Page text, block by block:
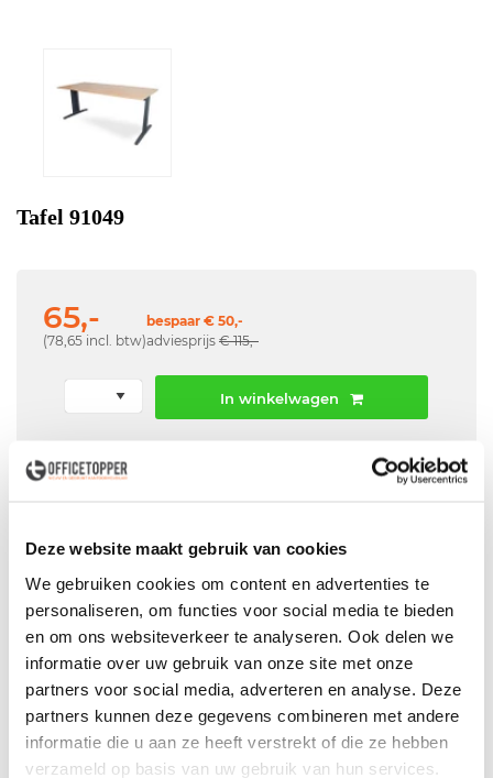
Deze website maakt gebruik van cookies
We gebruiken cookies om content en advertenties te
personaliseren, om functies voor social media te bieden
en om ons websiteverkeer te analyseren. Ook delen we
informatie over uw gebruik van onze site met onze
partners voor social media, adverteren en analyse. Deze
partners kunnen deze gegevens combineren met andere
informatie die u aan ze heeft verstrekt of die ze hebben
verzameld op basis van uw gebruik van hun services.
Tafel 91049
65,-
(78,65 incl. btw)
bespaar € 50,-
adviesprijs € 115,-
In winkelwagen
Leveringin België
Zakelijk
ProfessioneleBezorg- en Montageservice